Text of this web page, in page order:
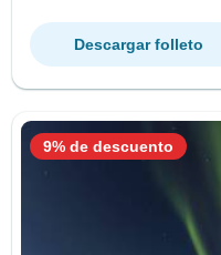
Descargar folleto
9% de descuento